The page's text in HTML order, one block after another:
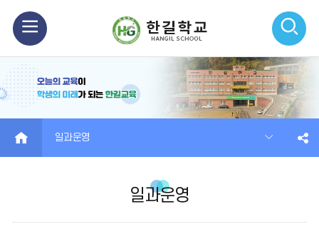
모
바
일
메
뉴
기
검
색
열
기
HOME 일과운영
일과운영